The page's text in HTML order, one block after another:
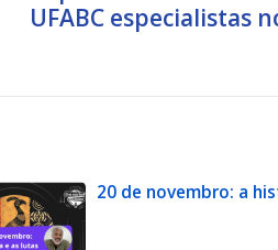
UFABC especialistas
20 de novembro: a